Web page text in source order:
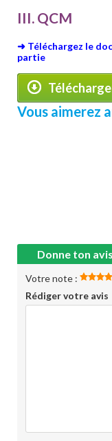
III. QCM
➜ Téléchargez le
partie
Vous aimerez
Donne ton
Votre note :
Rédiger votre avis